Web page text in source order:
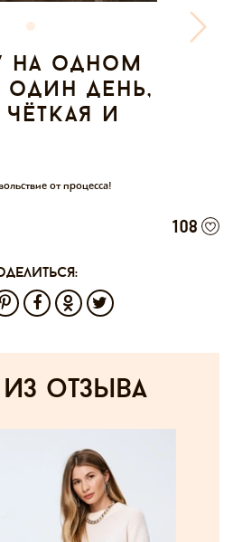
на одном
один день,
и
от процесса!
108
отзыва